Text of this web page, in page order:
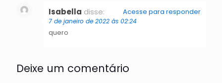
Isabella disse:
7 de janeiro de 2022 às 02:24
quero
Acesse para responder
Deixe um comentário